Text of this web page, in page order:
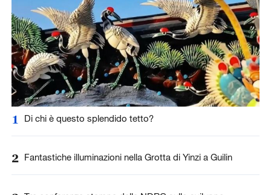
1 Di chi è questo splendido tetto?
2 Fantastiche illuminazioni nella Grotta di Yinzi a Guilin